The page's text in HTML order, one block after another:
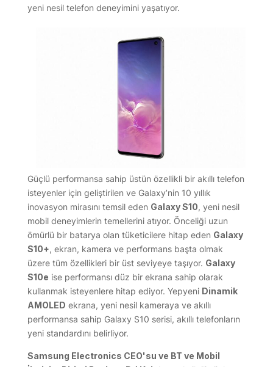
yeni nesil telefon deneyimini yaşatıyor.
Güçlü performansa sahip üstün özellikli bir akıllı telefon
isteyenler için geliştirilen ve Galaxy’nin 10 yıllık
inovasyon mirasını temsil eden Galaxy S10, yeni nesil
mobil deneyimlerin temellerini atıyor. Önceliği uzun
ömürlü bir batarya olan tüketicilere hitap eden Galaxy
S10+, ekran, kamera ve performans başta olmak
üzere tüm özellikleri bir üst seviyeye taşıyor. Galaxy
S10e ise performansı düz bir ekrana sahip olarak
kullanmak isteyenlere hitap ediyor. Yepyeni Dinamik
AMOLED ekrana, yeni nesil kameraya ve akıllı
performansa sahip Galaxy S10 serisi, akıllı telefonların
yeni standardını belirliyor.
Samsung Electronics CEO'su ve BT ve Mobil